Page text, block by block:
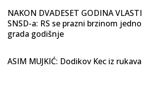
NAKON DVADESET GODINA VLASTI
SNSD-a: RS se prazni brzinom
grada godišnje
ASIM MUJKIĆ: Dodikov Kec iz rukava